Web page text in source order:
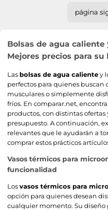
página
Bolsas de agua
Mejores precios para su
Las bolsas de agua calientey
perfectos para quienes
musculares o simplemente
fríos. En comparar.net,
productos, con distintas ofertas
presupuesto. A continuación,
relevantes que le ayudarán a
comprar estos prácticos
Vasos térmicos para
funcionalidad
Losvasos térmicos para
opción para quienes desean
cualquier momento. Su